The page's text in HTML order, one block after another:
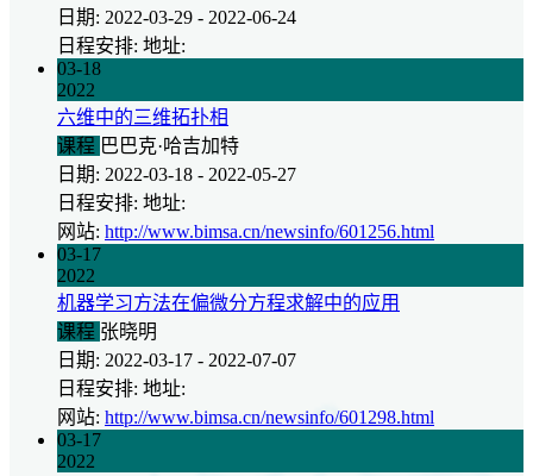
日期: 2022-03-29 - 2022-06-24
日程安排: 地址:
03-18
2022
六维中的三维拓扑相
课程 巴巴克·哈吉加特
日期: 2022-03-18 - 2022-05-27
日程安排: 地址:
网站: http://www.bimsa.cn/newsinfo/601256.html
03-17
2022
机器学习方法在偏微分方程求解中的应用
课程 张晓明
日期: 2022-03-17 - 2022-07-07
日程安排: 地址:
网站: http://www.bimsa.cn/newsinfo/601298.html
03-17
2022